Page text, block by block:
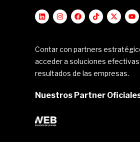
Contar con partners
acceder a soluciones
resultados de las empresas.
Nuestros Partner